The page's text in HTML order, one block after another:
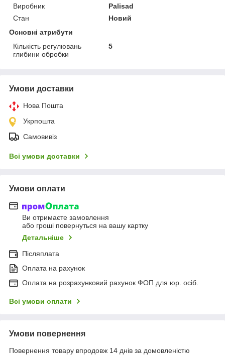
Виробник
Palisad
Стан
Новий
Основні атрибути
Кількість регулювань
глибини обробки
5
Умови доставки
Нова Пошта
Укрпошта
Самовивіз
Всі умови доставки
Умови оплати
Ви отримаєте замовлення
або гроші повернуться на вашу картку
Детальніше
Післяплата
Оплата на рахунок
Оплата на розрахунковий рахунок ФОП для юр. осіб.
Всі умови оплати
Умови повернення
Повернення товару впродовж 14 днів за домовленістю